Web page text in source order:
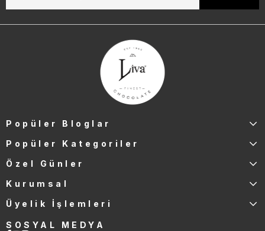
Popüler Bloglar
Popüler Kategoriler
Özel Günler
Kurumsal
Üyelik İşlemleri
SOSYAL MEDYA